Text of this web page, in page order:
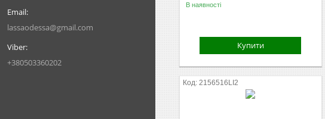
lassaodessa@gmail.com
+380503360202
В наявності
Купити
2156516LI2